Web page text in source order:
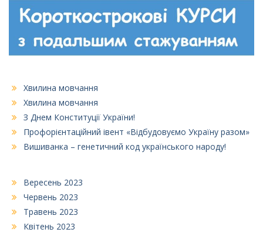
Хвилина мовчання
Хвилина мовчання
З Днем Конституції України!
Профорієнтаційний івент «Відбудовуємо Україну разом»
Вишиванка – генетичний код українського народу!
Вересень 2023
Червень 2023
Травень 2023
Квітень 2023